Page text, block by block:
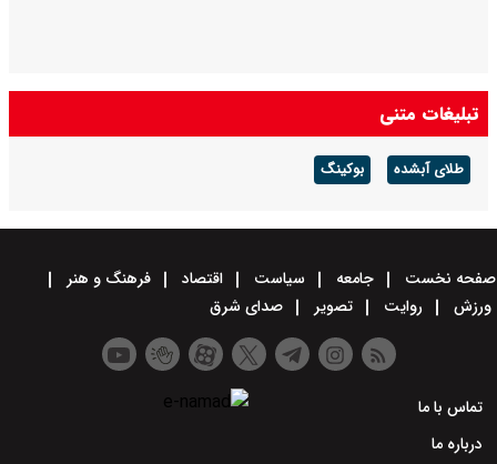
تبلیغات متنی
طلای آبشده بوکینگ
صفحه نخست جامعه سیاست اقتصاد
فرهنگ و هنر
ورزش
روایت تصویر صدای شرق
تماس با ما
درباره ما